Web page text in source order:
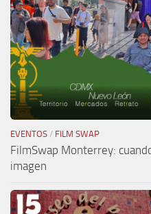
EVENTOS / FILM SWAP
FilmSwap Monterrey:
imagen